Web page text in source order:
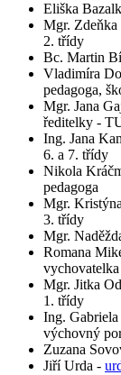
Eliška
Mgr. Zdeňka
2. třídy
Bc. Martin
Vladimíra
pedagoga,
Mgr. Jana
ředitelky -
Ing. Jana
6. a 7. třídy
Nikola
pedagoga
Mgr.
3. třídy
Mgr.
Romana
Mgr. Jitka
1. třídy
Ing.
výchovný
Zuzana
Jiří Urda -